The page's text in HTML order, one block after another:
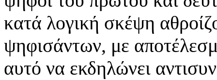
κατά λογική σκέψη
ψηφισάντων, με
αυτό να εκδηλώνει